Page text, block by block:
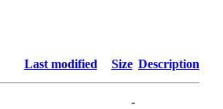
Last modified Size Description
-